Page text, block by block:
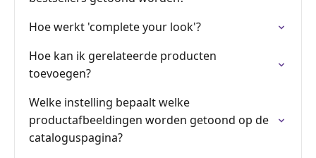
Hoe werkt 'complete your look'?
Hoe kan ik gerelateerde producten
toevoegen?
Welke instelling bepaalt welke
productafbeeldingen worden getoond op de
cataloguspagina?